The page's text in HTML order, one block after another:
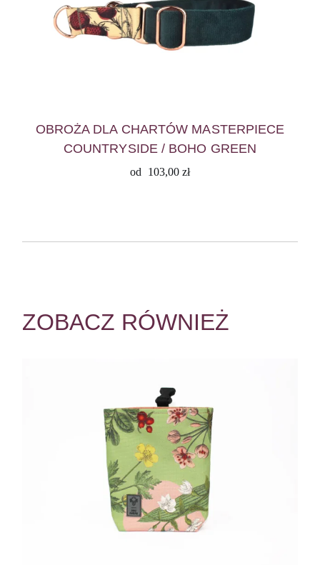
OBROŻA DLA CHARTÓW MASTERPIECE
COUNTRYSIDE / BOHO GREEN
od 103,00 zł
ZOBACZ RÓWNIEŻ